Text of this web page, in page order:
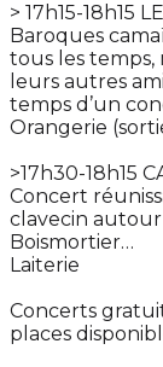
> 17h15-18h15
Baroques
tous les temps,
leurs autres
temps d’un
Orangerie
>17h30-18h15
Concert
clavecin
Boismortier…
Laiterie
Concerts
places